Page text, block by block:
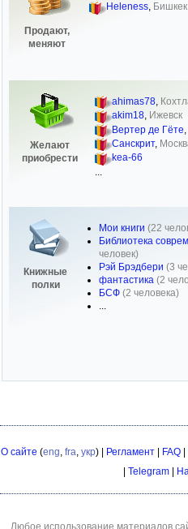
Продают,
меняют
Heleness, Бишкек
Желают
приобрести
ahimas78,
akim18, Ижевск
Вертер де Гёте
Санскрит,
kea-66
Книжные
полки
Мои книги (22
Библиотека
человек)
Рэй Брэдбери (3
фантастика (2
БСФ (2 человека)
...
О сайте (eng, fra, укр) | Регламент| FAQ|
Telegram
Любое использование материалов